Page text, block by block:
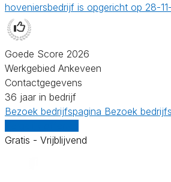
hoveniersbedrijf is opgericht op 28-
Goede Score 2026
Werkgebied Ankeveen
Contactgegevens
36 jaar in bedrijf
Bezoek bedrijfspagina Bezoek
Gratis - Vrijblijvend